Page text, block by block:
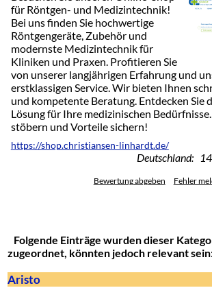
für Röntgen- und Medizintechnik!
Bei uns finden Sie hochwertige
Röntgengeräte, Zubehör und
modernste Medizintechnik für
Kliniken und Praxen. Profitieren Sie
von unserer langjährigen Erfahrung und
erstklassigen Service. Wir bieten Ihnen
und kompetente Beratung. Entdecken Sie
Lösung für Ihre medizinischen
stöbern und Vorteile sichern!
https://shop.christiansen-linhardt.de/
Deutschland:
Bewertung abgeben Fehler
Folgende Einträge wurden dieser
zugeordnet, könnten jedoch relevant
Aristo